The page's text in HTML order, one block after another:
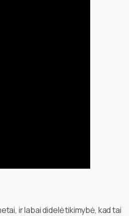
ir labai didelė tikimybė, kad tai